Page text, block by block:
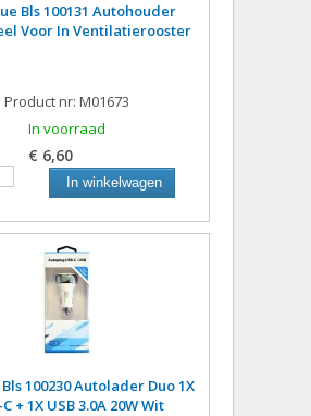
Bls 100131 Autohouder
Voor In Ventilatierooster
Product nr: M01673
In voorraad
€ 6,60
In winkelwagen
100230 Autolader Duo 1X
+ 1X USB 3.0A 20W Wit